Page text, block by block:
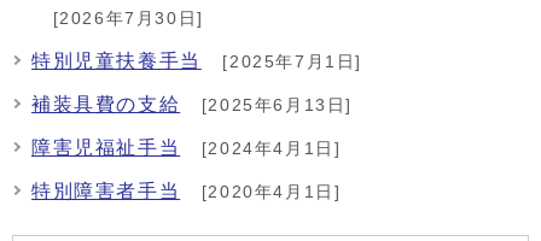
[2026年7月30日]
特別児童扶養手当 [2025年7月1日]
補装具費の支給 [2025年6月13日]
障害児福祉手当 [2024年4月1日]
特別障害者手当 [2020年4月1日]